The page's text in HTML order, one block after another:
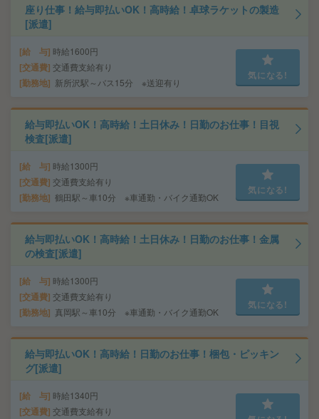
座り仕事！給与即払いOK！高時給！卓球ラケットの製造
[派遣]
給 与 時給1600円
交通費 交通費支給有り
勤務地 新所沢駅～バス15分 ※送迎有り
気になる!
給与即払いOK！高時給！土日休み！日勤のお仕事！目視
検査[派遣]
給 与 時給1300円
交通費 交通費支給有り
勤務地 鶴田駅～車10分 ※車通勤・バイク通勤OK
気になる!
給与即払いOK！高時給！土日休み！日勤のお仕事！金属
の検査[派遣]
給 与 時給1300円
交通費 交通費支給有り
勤務地 真岡駅～車10分 ※車通勤・バイク通勤OK
気になる!
給与即払いOK！高時給！日勤のお仕事！梱包・ピッキン
グ[派遣]
給 与 時給1340円
交通費 交通費支給有り